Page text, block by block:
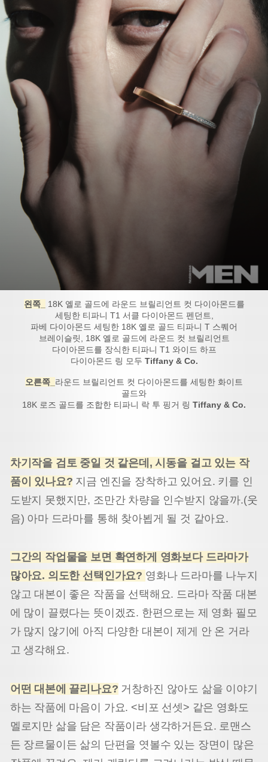
왼쪽_
18K 옐로 골드에 라운드 브릴리언트 컷 다이아몬드를
세팅한 티파니 T1 서클 다이아몬드 펜던트,
파베 다이아몬드 세팅한 18K 옐로 골드 티파니 T 스퀘어
브레이슬릿, 18K 옐로 골드에 라운드 컷 브릴리언트
다이아몬드를 장식한 티파니 T1 와이드 하프
다이아몬드 링 모두 Tiffany & Co.
오른쪽_ 라운드 브릴리언트 컷 다이아몬드를 세팅한 화이트
골드와
18K 로즈 골드를 조합한 티파니 락 투 핑거 링 Tiffany & Co.
차기작을 검토 중일 것 같은데, 시동을 걸고 있는 작
품이 있나요? 지금 엔진을 장착하고 있어요. 키를 인
도받지 못했지만, 조만간 차량을 인수받지 않을까.(웃
음) 아마 드라마를 통해 찾아뵙게 될 것 같아요.
그간의 작업물을 보면 확연하게 영화보다 드라마가
많아요. 의도한 선택인가요? 영화나 드라마를 나누지
않고 대본이 좋은 작품을 선택해요. 드라마 작품 대본
에 많이 끌렸다는 뜻이겠죠. 한편으로는 제 영화 필모
가 많지 않기에 아직 다양한 대본이 제게 안 온 거라
고 생각해요.
어떤 대본에 끌리나요? 거창하진 않아도 삶을 이야기
하는 작품에 마음이 가요. <비포 선셋> 같은 영화도
멜로지만 삶을 담은 작품이라 생각하거든요. 로맨스
든 장르물이든 삶의 단편을 엿볼수 있는 장면이 많은